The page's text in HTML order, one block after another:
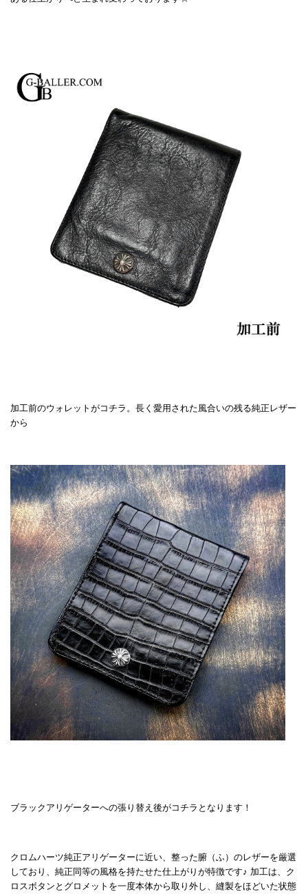
加工前のウォレットがコチラ。長く愛用された風合いの残る純正レザー
から
ブラックアリゲーターへの張り替え後がコチラとなります！
クロムハーツ純正アリゲーターに近い、整った腑（ふ）のレザーを厳選
しており、純正同等の風格を持たせた仕上がりが特徴です♪ 加工は、ク
ロスボタンとグロメットを一度本体から取り外し、縫製をほどいた状態